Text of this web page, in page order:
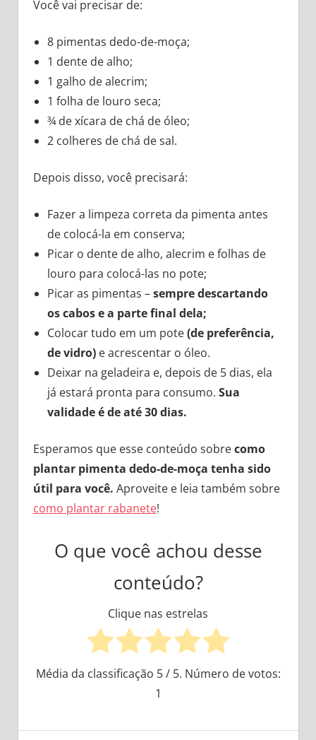
Você vai precisar de:
8 pimentas dedo-de-moça;
1 dente de alho;
1 galho de alecrim;
1 folha de louro seca;
¾ de xícara de chá de óleo;
2 colheres de chá de sal.
Depois disso, você precisará:
Fazer a limpeza correta da pimenta antes
de colocá-la em conserva;
Picar o dente de alho, alecrim e folhas de
louro para colocá-las no pote;
Picar as pimentas –sempre descartando
os cabos e a parte final dela;
Colocar tudo em um pote(de preferência,
de vidro)e acrescentar o óleo.
Deixar na geladeira e, depois de 5 dias, ela
já estará pronta para consumo. Sua
validade é de até 30 dias.
Esperamos que esse conteúdo sobrecomo
plantar pimenta dedo-de-moça tenha sido
útil para você. Aproveite e leia também sobre
como plantar rabanete!
O que você achou desse
conteúdo?
Clique nas estrelas
Média da classificação 5/ 5. Número de votos:
1